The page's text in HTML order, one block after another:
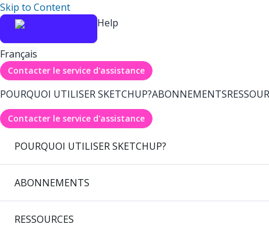
Skip to Content
Help
Français
Contacter le service d'assistance
POURQUOI UTILISER SKETCHUP?ABONNEMENTS
Contacter le service d'assistance
POURQUOI UTILISER SKETCHUP?
ABONNEMENTS
RESSOURCES